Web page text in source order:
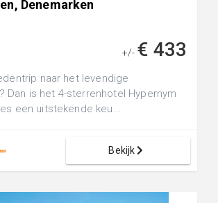
Denemarken
+/- € 433
naar het levendige
Dan is het 4-sterrenhotel Hypernym
een uitstekende keu...
Bekijk